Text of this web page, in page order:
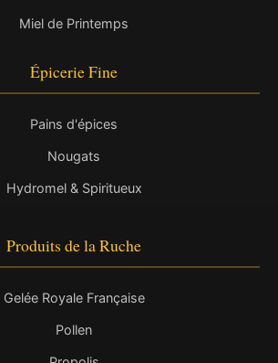
Miel de Printemps
Épicerie Fine
Pains d'épices
Nougats
Hydromel & Spiritueux
Produits de la Ruche
Gelée Royale Française
Pollen